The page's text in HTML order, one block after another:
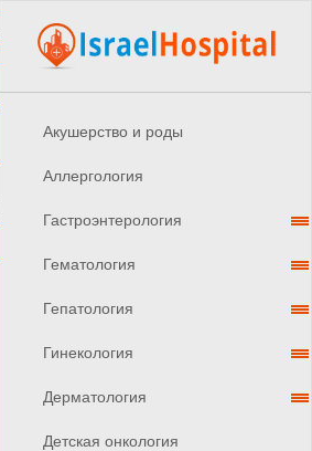
Акушерствo и роды
Аллергология
Гастроэнтерология
Гематология
Гепатология
Гинекология
Дерматология
Детская онкология
звонок
лечении